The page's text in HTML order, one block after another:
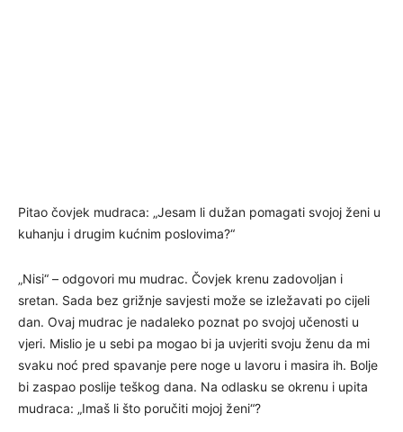
Pitao čovjek mudraca: „Jesam li dužan pomagati svojoj ženi u
kuhanju i drugim kućnim poslovima?“
„Nisi“ – odgovori mu mudrac. Čovjek krenu zadovoljan i
sretan. Sada bez grižnje savjesti može se izležavati po cijeli
dan. Ovaj mudrac je nadaleko poznat po svojoj učenosti u
vjeri. Mislio je u sebi pa mogao bi ja uvjeriti svoju ženu da mi
svaku noć pred spavanje pere noge u lavoru i masira ih. Bolje
bi zaspao poslije teškog dana. Na odlasku se okrenu i upita
mudraca: „Imaš li što poručiti mojoj ženi“?